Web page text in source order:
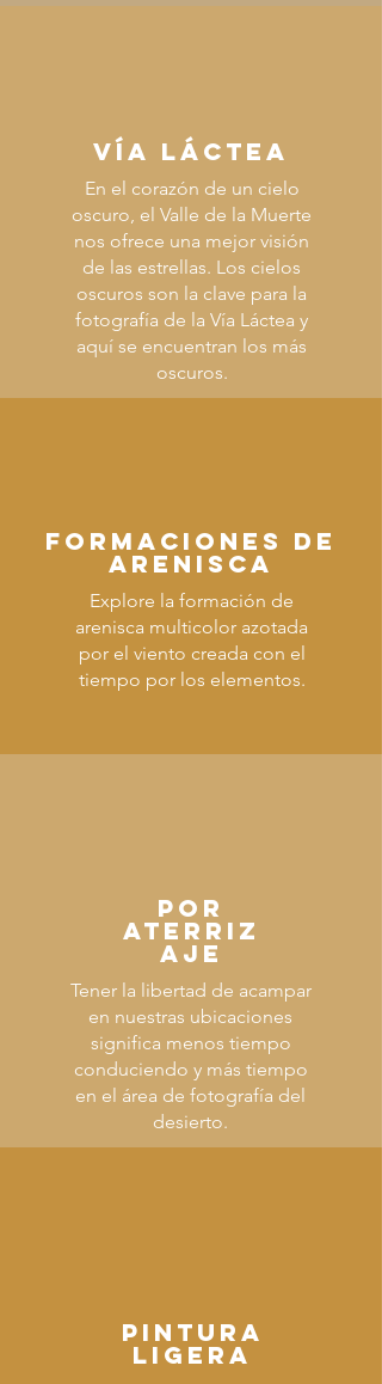
VÍA LÁCTEA
En el corazón de un cielo
oscuro, el Valle de la Muerte
nos ofrece una mejor visión
de las estrellas. Los cielos
oscuros son la clave para la
fotografía de la Vía Láctea y
aquí se encuentran los más
oscuros.
FORMACIONES DE
ARENISCA
Explore la formación de
arenisca multicolor azotada
por el viento creada con el
tiempo por los elementos.
POR
ATERRIZ
AJE
Tener la libertad de acampar
en nuestras ubicaciones
significa menos tiempo
conduciendo y más tiempo
en el área de fotografía del
desierto.
PINTURA
LIGERA